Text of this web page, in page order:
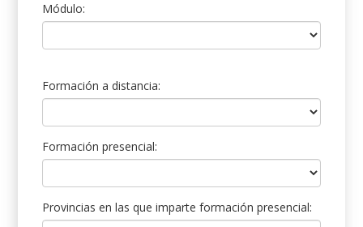
Módulo:
Formación a distancia:
Formación presencial:
Provincias en las que imparte formación presencial: